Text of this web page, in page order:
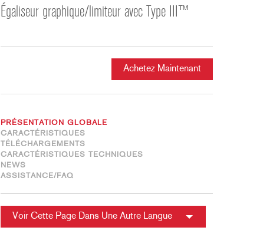
Égaliseur graphique/limiteur avec Type III™
Achetez Maintenant
PRÉSENTATION GLOBALE
CARACTÉRISTIQUES
TÉLÉCHARGEMENTS
CARACTÉRISTIQUES TECHNIQUES
NEWS
ASSISTANCE/FAQ
Voir Cette Page Dans Une Autre Langue